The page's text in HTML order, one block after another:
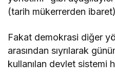
(tarih mükerrerden ibaret)
Fakat demokrasi diğer
arasından sıyrılarak
kullanılan devlet sistemi